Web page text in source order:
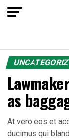
as
At vero eos et
ducimus qui